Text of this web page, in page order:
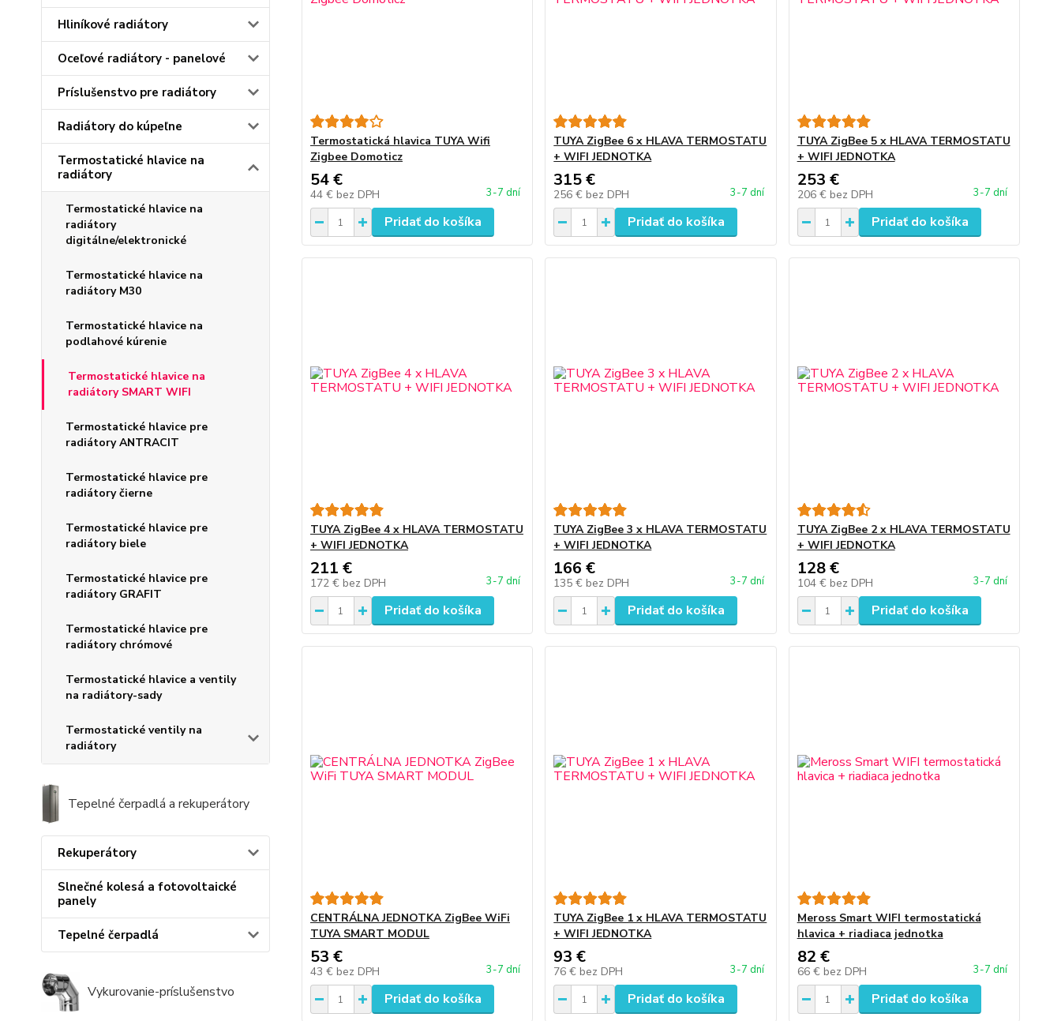
Hliníkové radiátory
Oceľové radiátory - panelové
Príslušenstvo pre radiátory
Radiátory do kúpeľne
Termostatické hlavice na
radiátory
Termostatické hlavice na
radiátory
digitálne/elektronické
Termostatické hlavice na
radiátory M30
Termostatické hlavice na
podlahové kúrenie
Termostatické hlavice na
radiátory SMART WIFI
Termostatické hlavice pre
radiátory ANTRACIT
Termostatické hlavice pre
radiátory čierne
Termostatické hlavice pre
radiátory biele
Termostatické hlavice pre
radiátory GRAFIT
Termostatické hlavice pre
radiátory chrómové
Termostatické hlavice a ventily
na radiátory-sady
Termostatické ventily na
radiátory
Tepelné čerpadlá a rekuperátory
Rekuperátory
Slnečné kolesá a fotovoltaické
panely
Tepelné čerpadlá
Vykurovanie-príslušenstvo
Termostatická hlavica TUYA Wifi
Zigbee Domoticz
54 €
44 € bez DPH 3-7 dní
Pridať do košíka
TUYA ZigBee 6 x HLAVA TERMOSTATU
+ WIFI JEDNOTKA
315 €
256 € bez DPH 3-7 dní
Pridať do košíka
TUYA ZigBee 5 x HLAVA TERMOSTATU
+ WIFI JEDNOTKA
253 €
206 € bez DPH 3-7 dní
Pridať do košíka
TUYA ZigBee 4 x HLAVA TERMOSTATU
+ WIFI JEDNOTKA
211 €
172 € bez DPH 3-7 dní
Pridať do košíka
TUYA ZigBee 3 x HLAVA TERMOSTATU
+ WIFI JEDNOTKA
166 €
135 € bez DPH 3-7 dní
Pridať do košíka
TUYA ZigBee 2 x HLAVA TERMOSTATU
+ WIFI JEDNOTKA
128 €
104 € bez DPH 3-7 dní
Pridať do košíka
CENTRÁLNA JEDNOTKA ZigBee WiFi
TUYA SMART MODUL
53 €
43 € bez DPH 3-7 dní
Pridať do košíka
TUYA ZigBee 1 x HLAVA TERMOSTATU
+ WIFI JEDNOTKA
93 €
76 € bez DPH 3-7 dní
Pridať do košíka
Meross Smart WIFI termostatická
hlavica + riadiaca jednotka
82 €
66 € bez DPH 3-7 dní
Pridať do košíka